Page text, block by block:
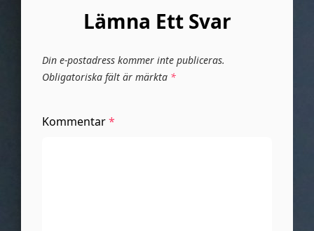
Lämna Ett Svar
Din e-postadress kommer inte publiceras.
Obligatoriska fält är märkta *
Kommentar*